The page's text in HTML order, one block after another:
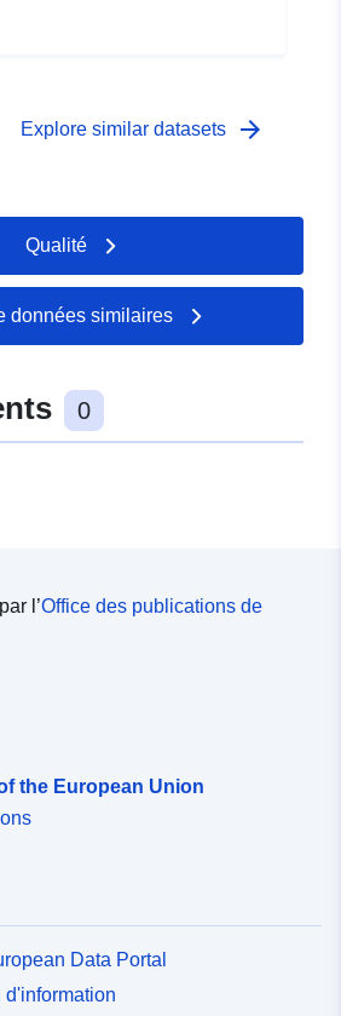
Explore similar datasets arrow_forward
Qualité
données similaires
0
l’Office des publications de
the European Union
Data Portal